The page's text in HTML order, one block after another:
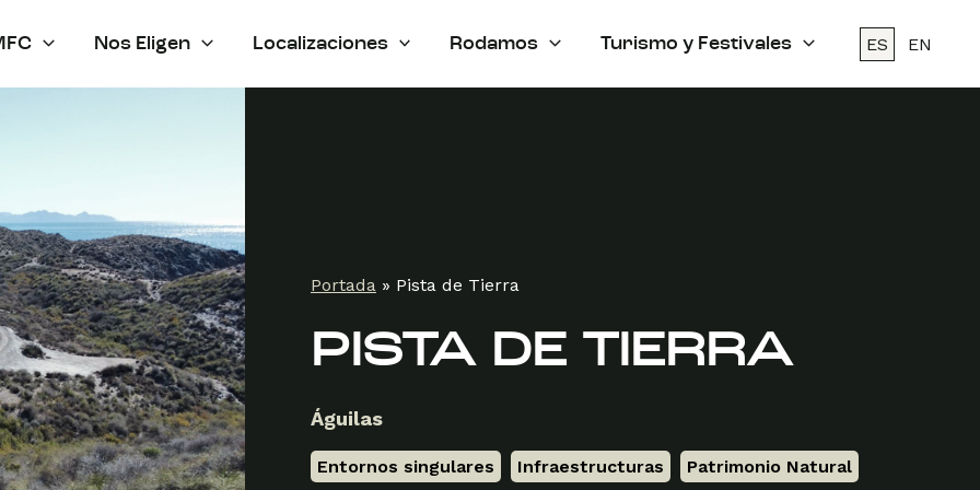
Nos Eligen Localizaciones Rodamos Turismo y Festivales ES EN
Portada » Pista de Tierra
PISTA DE TIERRA
Águilas
Entornos singulares Infraestructuras Patrimonio Natural